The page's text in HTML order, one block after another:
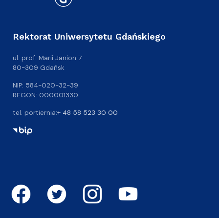
Rektorat Uniwersytetu Gdańskiego
ul. prof. Marii Janion 7
80-309 Gdańsk
NIP: 584-020-32-39
REGON: 000001330
tel. portiernia:+ 48 58 523 30 00